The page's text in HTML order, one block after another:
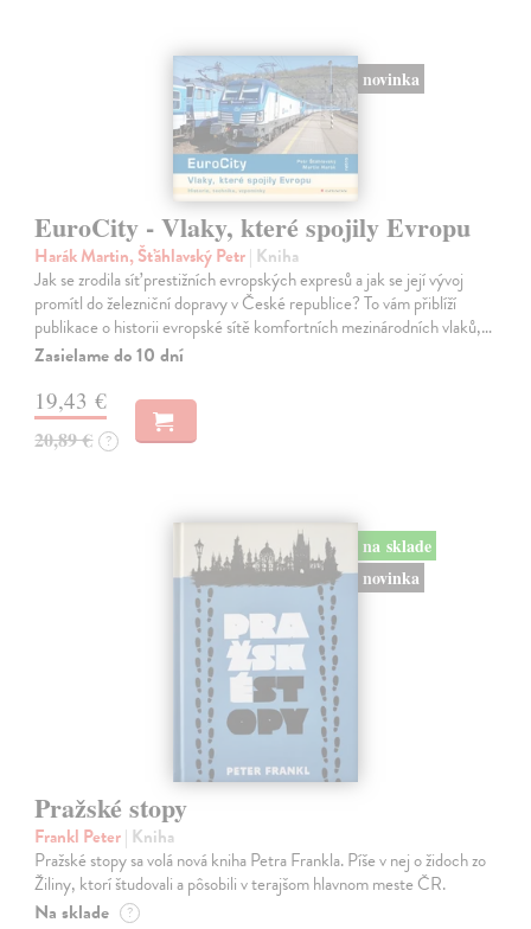
novinka
EuroCity - Vlaky, které spojily Evropu
Harák Martin, Šťáhlavský Petr| Kniha
Jak se zrodila síť prestižních evropských expresů a jak se její vývoj
promítl do železniční dopravy v České republice? To vám přiblíží
publikace o historii evropské sítě komfortních mezinárodních vlaků,…
Zasielame do 10 dní
19,43 €
20,89 € ?
na sklade
novinka
Pražské stopy
Frankl Peter| Kniha
Pražské stopy sa volá nová kniha Petra Frankla. Píše v nej o židoch zo
Žiliny, ktorí študovali a pôsobili v terajšom hlavnom meste ČR.
Na sklade ?